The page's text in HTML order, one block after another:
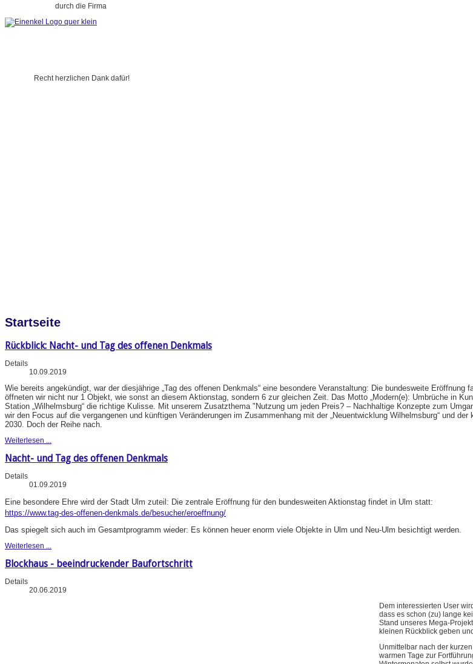
durch die Firma
Recht herzlichen Dank dafür!
Startseite
Rückblick: Nacht- und Tag des offenen Denkmals
Details
10.09.2019
Wie bereits angekündigt, war der diesjährige „Tag des offenen Denkmals“ eine besondere Veranstaltung: Die bundesweite Eröffnung
öffneten wir nicht nur 1 Objekt, wie sonst an diesem Aktionstag, sondern 6 zur gleichen Zeit. Das Motto „Modern(e): Umbrüche in
Station „Wilhelmsburg“ die richtige Kulisse. Mit unserem Zusatzthema "Nutzung um jeden Preis? – Nachhaltige Konzepte zum
wir den Focus auf die vergangenen und künftigen Veränderungen im Zusammenhang mit der „Neuentwicklung Wilhelmsburg“ und
2030. Doch der Reihe nach.
Weiterlesen ...
Nacht- und Tag des offenen Denkmals
Details
01.09.2019
Eine besondere Ehre wird der Stadt Ulm zuteil: Die zentrale Eröffnung für den bundesweiten Aktionstag findet in Ulm statt:
https://www.tag-des-offenen-denkmals.de/besucher/eroeffnung/
Das spiegelt sich auch im Gesamtprogramm wieder: Es können heuer enorm viele Objekte in Ulm und Neu-Ulm besichtigt werden.
Weiterlesen ...
Blockhaus - beeindruckender Baufortschritt
Details
20.06.2019
Dem interessierten User
dass es schon (zu) lange
Stand unseres Mega-
kleinen Rückblick geben
Unmittelbar nach der
warmen Tage zur